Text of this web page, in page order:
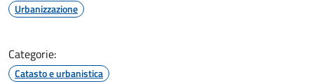
Urbanizzazione
Categorie:
Catasto e urbanistica